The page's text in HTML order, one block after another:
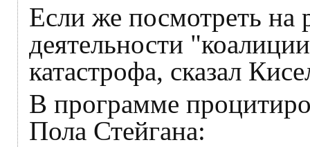
Если же посмотреть на
деятельности
катастрофа, сказал
В программе
Пола Стейгана: